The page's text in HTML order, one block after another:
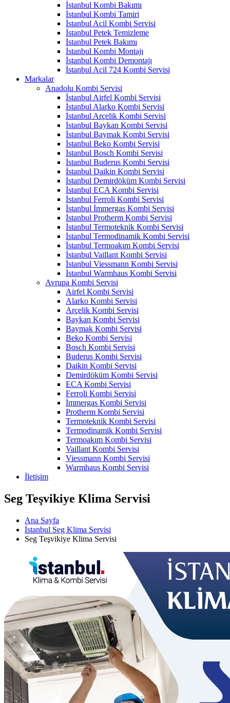
İstanbul Kombi Bakımı
İstanbul Kombi Tamiri
İstanbul Acil Kombi Servisi
İstanbul Petek Temizleme
İstanbul Petek Bakımı
İstanbul Kombi Montajı
İstanbul Kombi Demontajı
İstanbul Acil 724 Kombi Servisi
Markalar
Anadolu Kombi Servisi
İstanbul Airfel Kombi Servisi
İstanbul Alarko Kombi Servisi
İstanbul Arçelik Kombi Servisi
İstanbul Baykan Kombi Servisi
İstanbul Baymak Kombi Servisi
İstanbul Beko Kombi Servisi
İstanbul Bosch Kombi Servisi
İstanbul Buderus Kombi Servisi
İstanbul Daikin Kombi Servisi
İstanbul Demirdöküm Kombi Servisi
İstanbul ECA Kombi Servisi
İstanbul Ferroli Kombi Servisi
İstanbul İmmergas Kombi Servisi
İstanbul Protherm Kombi Servisi
İstanbul Termoteknik Kombi Servisi
İstanbul Termodinamik Kombi Servisi
İstanbul Termoakım Kombi Servisi
İstanbul Vaillant Kombi Servisi
İstanbul Viessmann Kombi Servisi
İstanbul Warmhaus Kombi Servisi
Avrupa Kombi Servisi
Airfel Kombi Servisi
Alarko Kombi Servisi
Arçelik Kombi Servisi
Baykan Kombi Servisi
Baymak Kombi Servisi
Beko Kombi Servisi
Bosch Kombi Servisi
Buderus Kombi Servisi
Daikin Kombi Servisi
Demirdöküm Kombi Servisi
ECA Kombi Servisi
Ferroli Kombi Servisi
İmmergas Kombi Servisi
Protherm Kombi Servisi
Termoteknik Kombi Servisi
Termodinamik Kombi Servisi
Termoakım Kombi Servisi
Vaillant Kombi Servisi
Viessmann Kombi Servisi
Warmhaus Kombi Servisi
İletişim
Seg Teşvikiye Klima Servisi
Ana Sayfa
İstanbul Seg Klima Servisi
Seg Teşvikiye Klima Servisi